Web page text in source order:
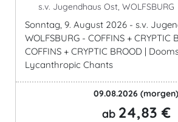
s.v. Jugendhaus Ost, WOLFSBURG
Sonntag, 9. August 2026 - s.v.
WOLFSBURG - COFFINS + CRYPTIC
COFFINS + CRYPTIC BROOD |
Lycanthropic Chants
09.08.2026 (morgen)
ab 24,83 €